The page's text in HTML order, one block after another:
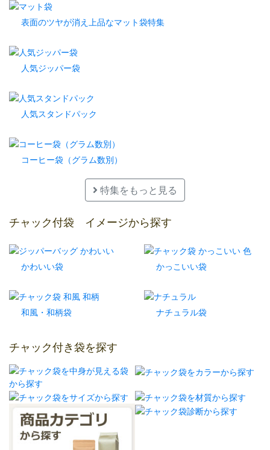
表面のツヤが消え上品なマット袋特集
人気ジッパー袋
人気スタンドパック
コーヒー袋（グラム数別）
特集をもっと見る
チャック付袋 イメージから探す
かわいい袋 かっこいい袋
和風・和柄袋 ナチュラル袋
チャック付き袋を探す